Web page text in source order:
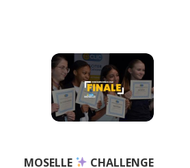
MOSELLE
CHALLENGE